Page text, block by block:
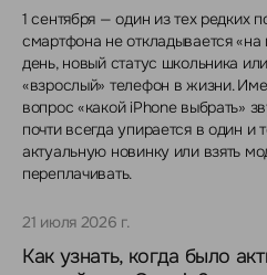
1 сентября — один из тех редких
смартфона не откладывается
день, новый статус школьника
«взрослый» телефон в жизни.
вопрос «какой iPhone выбрать»
почти всегда упирается в один и
актуальную новинку или взять
переплачивать.
21 июля 2026 г.
Как узнать, когда было